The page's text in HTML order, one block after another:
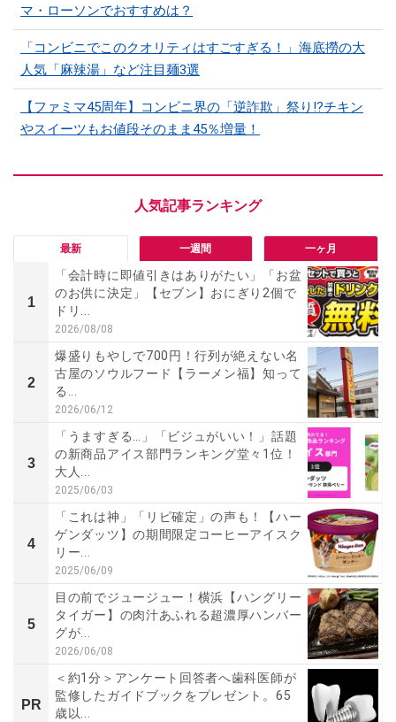
マ・ローソンでおすすめは？
「コンビニでこのクオリティはすごすぎる！」海底撈の大
人気「麻辣湯」など注目麺3選
【ファミマ45周年】コンビニ界の「逆詐欺」祭り!?チキン
やスイーツもお値段そのまま45％増量！
最新 一週間 一ヶ月
1
「会計時に即値引きはありがたい」「お盆
のお供に決定」【セブン】おにぎり2個で
ドリ...
2026/08/08
2
爆盛りもやしで700円！行列が絶えない名
古屋のソウルフード【ラーメン福】知って
る...
2026/06/12
3
「うますぎる…」「ビジュがいい！」話題
の新商品アイス部門ランキング堂々1位！
大人...
2025/06/03
4
「これは神」「リピ確定」の声も！【ハー
ゲンダッツ】の期間限定コーヒーアイスク
リー...
2025/06/09
5
目の前でジュージュー！横浜【ハングリー
タイガー】の肉汁あふれる超濃厚ハンバー
グが...
2026/06/08
PR
＜約1分＞アンケート回答者へ歯科医師が
監修したガイドブックをプレゼント。65
歳以...